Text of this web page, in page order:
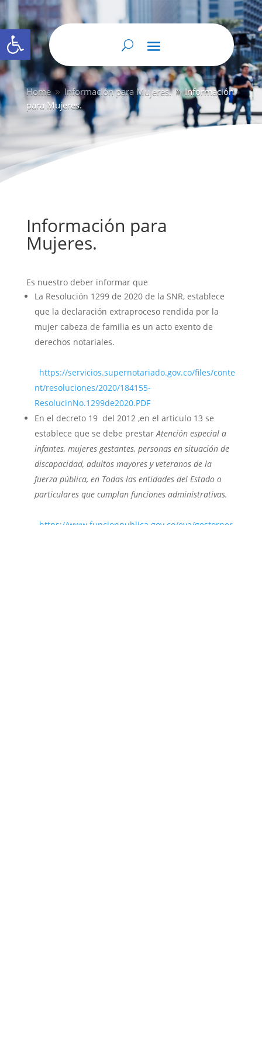
Abrir barra de herramientas
Home 9 Información para Mujeres. 9 Información
para Mujeres.
Información para
Mujeres.
Es nuestro deber informar que
La Resolución 1299 de 2020 de la SNR, establece
que la declaración extraproceso rendida por la
mujer cabeza de familia es un acto exento de
derechos notariales.
https://servicios.supernotariado.gov.co/files/conte
nt/resoluciones/2020/184155-
ResolucinNo.1299de2020.PDF
En el decreto 19 del 2012 ,en el articulo 13 se
establece que se debe prestarAtención especial a
infantes, mujeres gestantes, personas en situación de
discapacidad, adultos mayores y veteranos de la
fuerza pública, en Todas las entidades del Estado o
particulares que cumplan funciones administrativas.
https://www.funcionpublica.gov.co/eva/gestornor